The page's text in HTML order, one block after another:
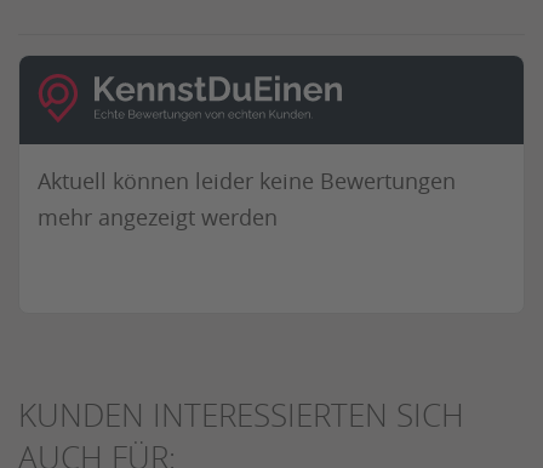
Aktuell können leider keine Bewertungen
mehr angezeigt werden
KUNDEN INTERESSIERTEN SICH
AUCH FÜR: